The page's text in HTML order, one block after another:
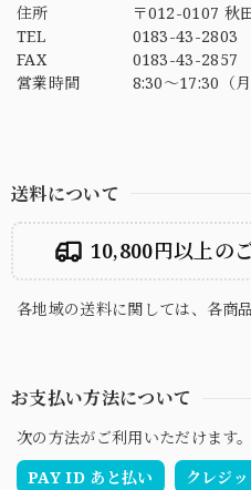
住所
〒012-0107 秋
TEL
0183-43-2803
FAX
0183-43-2857
営業時間
8:30～17:30（月
送料について
10,800円以上の
各地域の送料に関しては、各商
お支払い方法について
次の方法がご利用いただけます。
PAY ID あと払い
クレジ